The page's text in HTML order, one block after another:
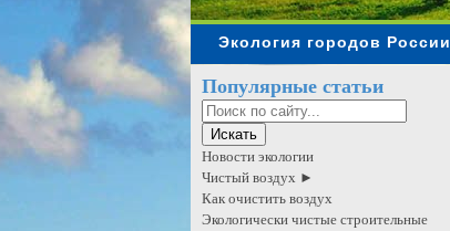
Экология городов России
Популярные статьи
Новости экологии
Чистый воздух ►
Как очистить воздух
Экологически чистые строительные